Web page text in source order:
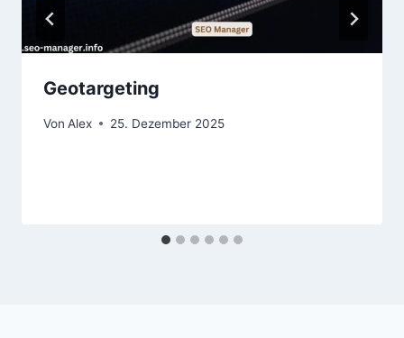
Geotargeting
Von Alex 25. Dezember 2025